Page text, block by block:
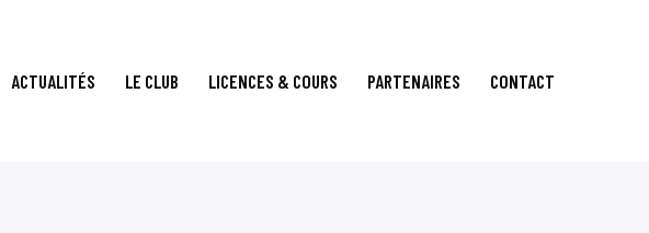
ACTUALITÉS LE CLUB LICENCES & COURS PARTENAIRES CONTACT